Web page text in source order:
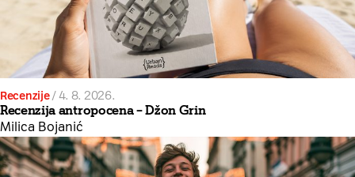
Recenzije/4. 8. 2026.
Recenzija antropocena – Džon Grin
Milica Bojanić